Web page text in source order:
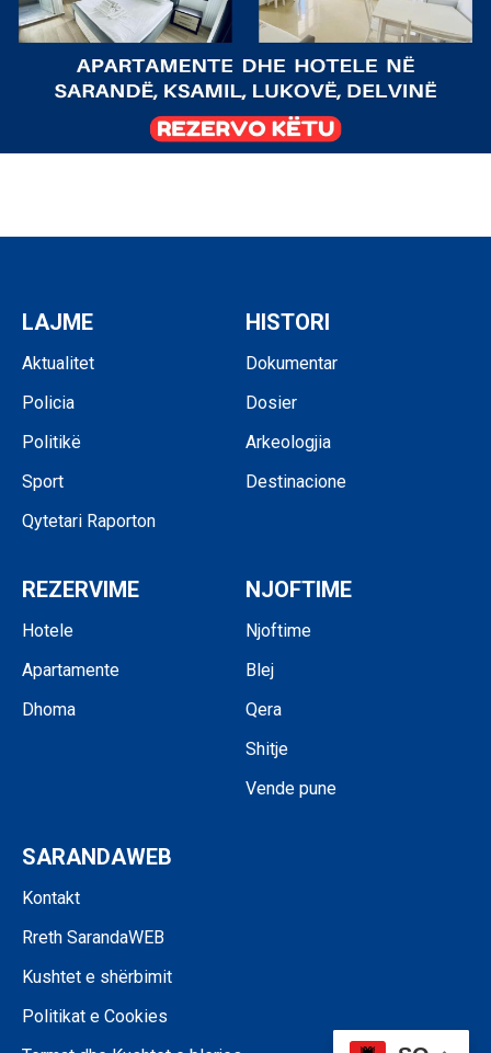
LAJME
Aktualitet
Policia
Politikë
Sport
Qytetari Raporton
HISTORI
Dokumentar
Dosier
Arkeologjia
Destinacione
REZERVIME
Hotele
Apartamente
Dhoma
NJOFTIME
Njoftime
Blej
Qera
Shitje
Vende pune
SARANDAWEB
Kontakt
Rreth SarandaWEB
Kushtet e shërbimit
Politikat e Cookies